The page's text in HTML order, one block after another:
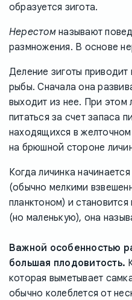
образуется зигота.
Нерестомназывают
размножения. В основе
Деление зиготы
рыбы. Сначала она
выходит из нее. При этом
питаться за счет запаса
находящихся в
на брюшной стороне
Когда личинка
(обычно мелкими
планктоном) и
(но маленькую), она
Важной особенностью
большая плодовитость.
которая выметывает
обычно колеблется от